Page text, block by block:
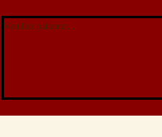
Veuillez patienter...